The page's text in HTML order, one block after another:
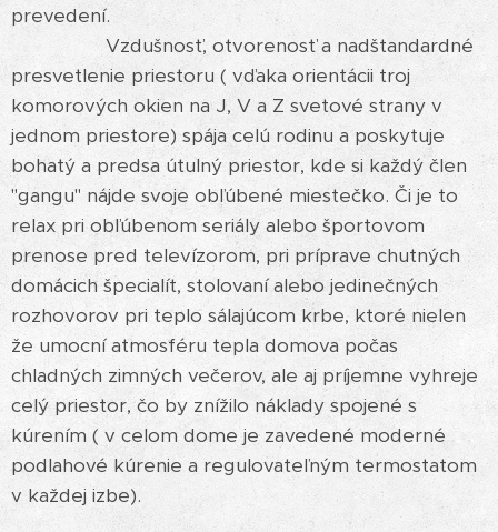
prevedení.
Vzdušnosť, otvorenosť a nadštandardné
presvetlenie priestoru ( vďaka orientácii troj
komorových okien na J, V a Z svetové strany v
jednom priestore) spája celú rodinu a poskytuje
bohatý a predsa útulný priestor, kde si každý člen
"gangu" nájde svoje obľúbené miestečko. Či je to
relax pri obľúbenom seriály alebo športovom
prenose pred televízorom, pri príprave chutných
domácich špecialít, stolovaní alebo jedinečných
rozhovorov pri teplo sálajúcom krbe, ktoré nielen
že umocní atmosféru tepla domova počas
chladných zimných večerov, ale aj príjemne vyhreje
celý priestor, čo by znížilo náklady spojené s
kúrením ( v celom dome je zavedené moderné
podlahové kúrenie a regulovateľným termostatom
v každej izbe).